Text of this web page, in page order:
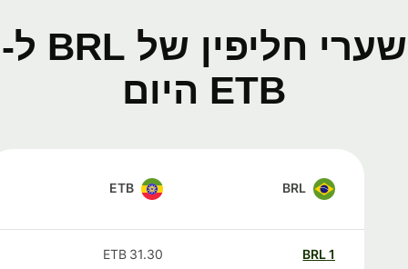
שערי חליפין של BRL ל-
ETB היום
BRL
ETB
BRL
31.30
ETB